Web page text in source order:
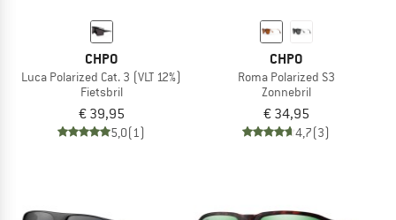
CHPO
Luca Polarized Cat. 3 (VLT 12%)
Fietsbril
€ 39,95
5,0(1)
CHPO
Roma Polarized S3
Zonnebril
€ 34,95
4,7(3)